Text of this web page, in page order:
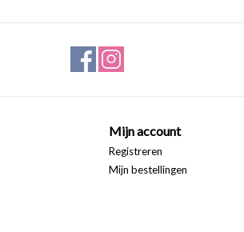
Mijn account
Registreren
Mijn bestellingen